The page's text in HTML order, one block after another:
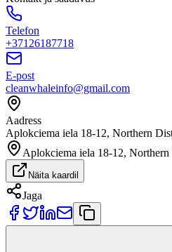
Telefon
+37126187718
E-post
cleanwhaleinfo@gmail.com
Aadress
Aplokciema iela 18-12, Northern
Aplokciema iela 18-12,
Näita kaardil
Jaga